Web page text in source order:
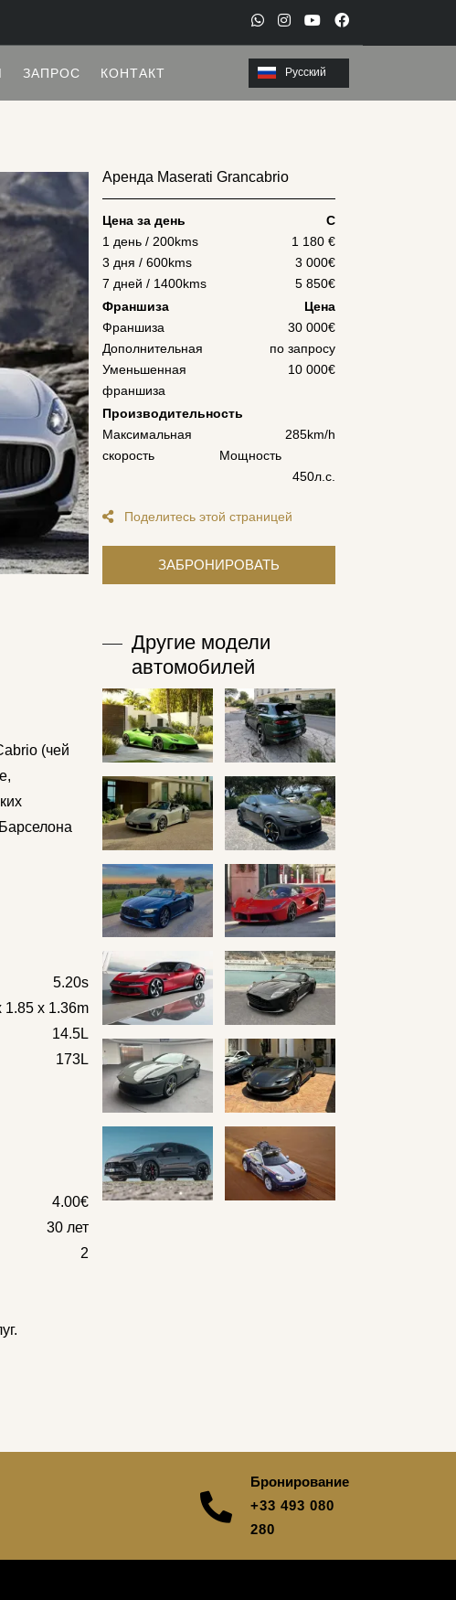
h
n
m
o
a
ЗАПРОС КОНТАКТ Русский
Аренда Maserati Grancabrio
Цена за день
С
1 день / 200kms
1 180 €
3 дня / 600kms
3 000€
7 дней / 1400kms
5 850€
Франшиза
Цена
Франшиза
30 000€
Дополнительная
по запросу
Уменьшенная
франшиза
10 000€
Производительность
Максимальная
скорость
285km/h
Мощность
450л.с.
Поделитесь этой страницей
(чей
5.20s
1.85 x 1.36m
14.5L
173L
4.00€
30 лет
2
Другие модели
автомобилей
Бронирование
+33 493 080
280